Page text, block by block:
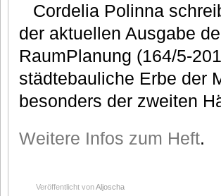
Cordelia Polinna
der aktuellen Ausgabe
RaumPlanung (164/5-
städtebauliche Erbe der
besonders der zweiten
Weitere Infos zum Heft.
Veröffentlicht vonAljoscha